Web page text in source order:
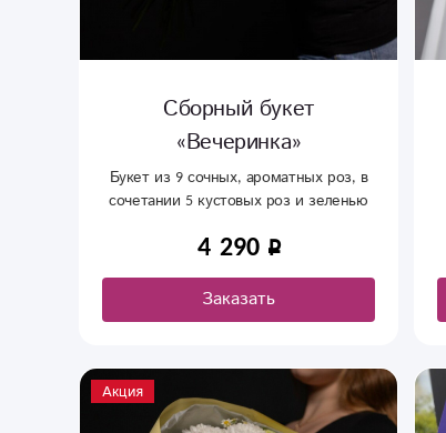
Сборный букет
«Вечеринка»
Букет из 9 сочных, ароматных роз, в
сочетании 5 кустовых роз и зеленью
4 290
Заказать
Акция